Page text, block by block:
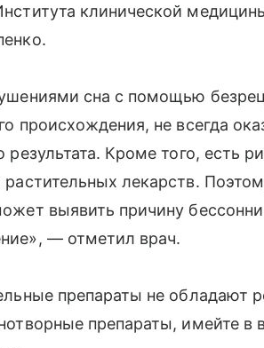
клинической
сна с помощью
происхождения, не всегда
Кроме того, есть
лекарств.
выявить причину
— отметил врач.
препараты не обладают
препараты, имейте в